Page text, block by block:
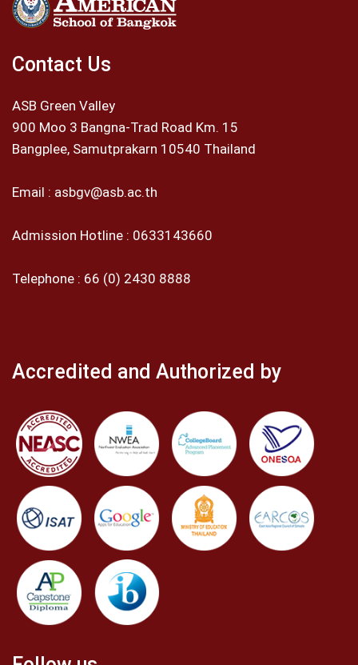
Contact Us
ASB Green Valley
900 Moo 3 Bangna-Trad Road Km. 15
Bangplee, Samutprakarn 10540 Thailand
Email : asbgv@asb.ac.th
Admission Hotline : 0633143660
Telephone : 66 (0) 2430 8888
Accredited and Authorized by